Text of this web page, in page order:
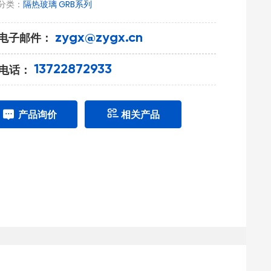
类：隔热玻璃 GRB系列
子邮件： zygx@zygx.cn
话： 13722872933
产品询价 相关产品